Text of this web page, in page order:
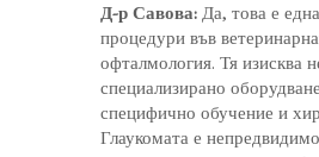
Д-р Савова: Да, това е
процедури във
офталмология. Тя изисква
специализирано
специфично обучение и
Глаукомата е